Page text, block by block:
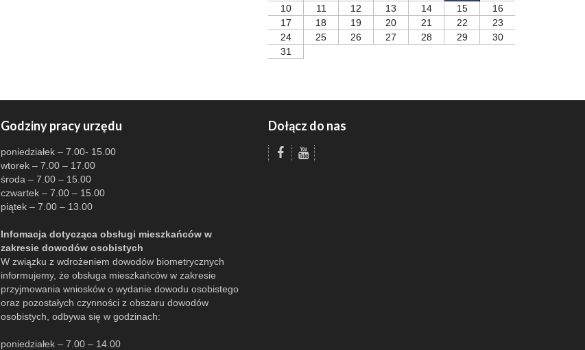
10
11 12 13 14 15
16
17
18 19 20 21 22
23
24
25 26 27 28 29
30
31
Godziny pracy urzędu
poniedziałek – 7.00- 15.00
wtorek – 7.00 – 17.00
środa – 7.00 – 15.00
czwartek – 7.00 – 15.00
piątek – 7.00 – 13.00
Infomacja dotycząca obsługi mieszkańców w
zakresie dowodów osobistych
W związku z wdrożeniem dowodów biometrycznych
informujemy, że obsługa mieszkańców w zakresie
przyjmowania wniosków o wydanie dowodu osobistego
oraz pozostałych czynności z obszaru dowodów
osobistych, odbywa się w godzinach:
poniedziałek – 7.00 – 14.00
Dołącz do nas